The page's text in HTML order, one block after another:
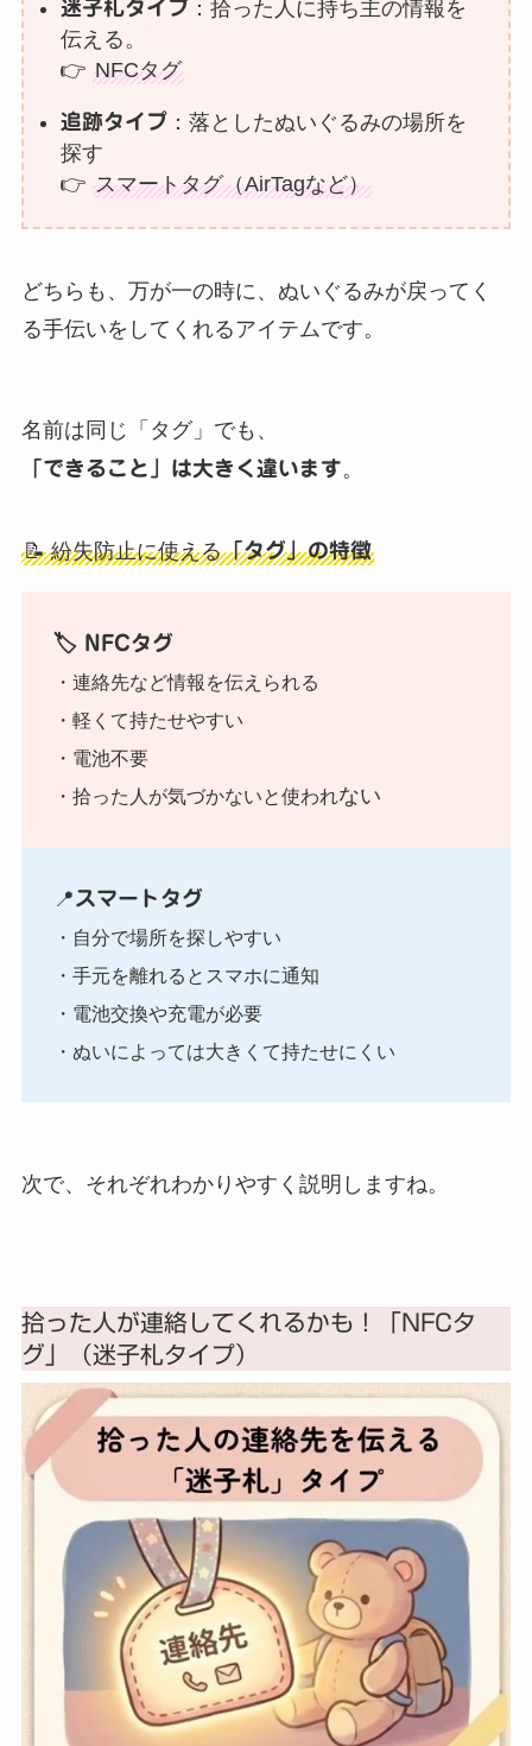
迷子札タイプ ：拾った人に持ち主の情報を
伝える。
👉NFCタグ
追跡タイプ ：落としたぬいぐるみの場所を
探す
👉スマートタグ（AirTagなど）
どちらも、万が一の時に、ぬいぐるみが戻ってく
る手伝いをしてくれるアイテムです。
名前は同じ「タグ」でも、
「できること」は大きく違います。
📝 紛失防止に使える「タグ」の特徴
🏷️ NFCタグ
・連絡先など情報を伝えられる
・軽くて持たせやすい
・電池不要
・拾った人が気づかないと使われない
📍 スマートタグ
・自分で場所を探しやすい
・手元を離れるとスマホに通知
・電池交換や充電が必要
・ぬいによっては大きくて持たせにくい
次で、それぞれわかりやすく説明しますね。
拾った人が連絡してくれるかも！「NFCタ
グ」（迷子札タイプ）